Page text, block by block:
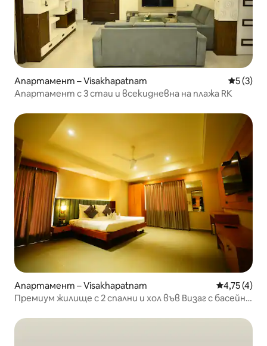
Апартамент – Visakhapatnam Средна
5 (3)
Апартамент с 3 стаи и всекидневна на плажа RK
Апартамент – Visakhapatnam Средна
4,75 (4)
Премиум жилище с 2 спални и хол във Визаг с басейн